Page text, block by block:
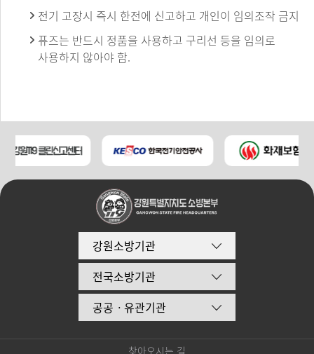
전기 고장시 즉시 한전에 신고하고 개인이 임의조작 금지
퓨즈는 반드시 정품을 사용하고 구리선 등을 임의로
사용하지 않아야 함.
강원소방기관
전국소방기관
공공ㆍ유관기관
찾아오시는 길